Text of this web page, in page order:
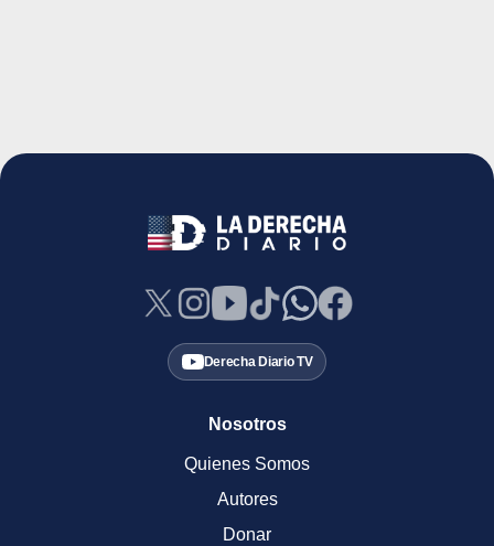
Derecha Diario TV
Nosotros
Quienes Somos
Autores
Donar